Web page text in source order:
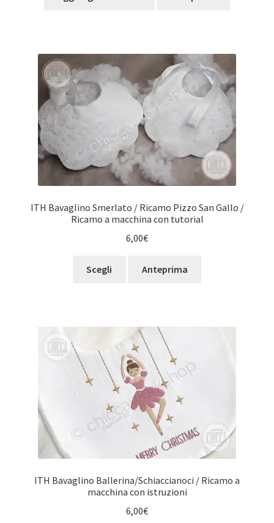
ITH Bavaglino Smerlato / Ricamo Pizzo San Gallo /
Ricamo a macchina con tutorial
6,00€
Scegli
prodotto
Le
opzioni
possono
essere
scelte
nella
pagina
prodotto
Anteprima
ITH Bavaglino Ballerina/Schiaccianoci / Ricamo a
macchina con istruzioni
6,00€